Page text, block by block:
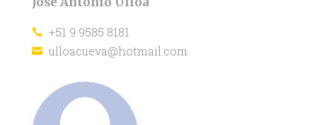
 +51 9 9585 8181
 ulloacueva@hotmail.com